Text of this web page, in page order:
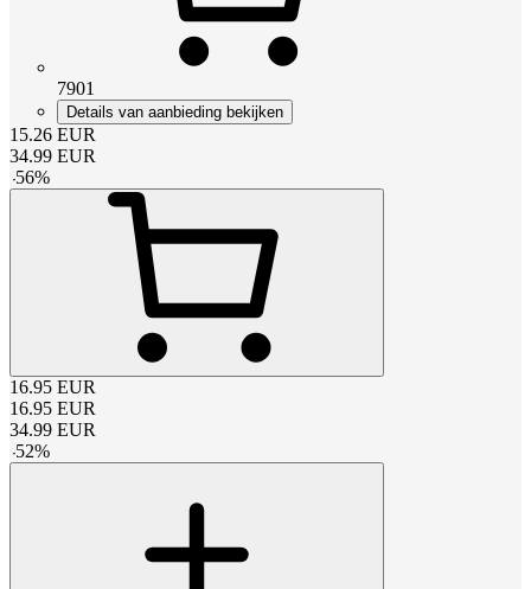
7901
Details van aanbieding bekijken
15.26 EUR
34.99 EUR
-56%
16.95 EUR
16.95 EUR
34.99 EUR
-52%